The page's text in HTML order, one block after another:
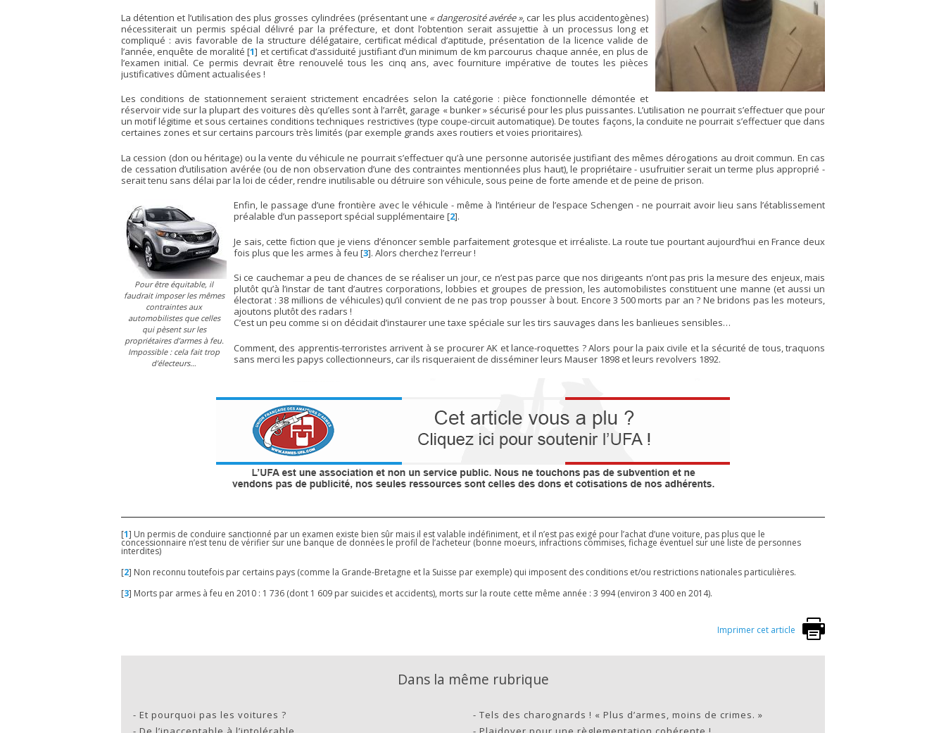
La détention et l’utilisation des plus grosses cylindrées (présentant une « dangerosité avérée », car les plus accidentogènes)
nécessiterait un permis spécial délivré par la préfecture, et dont l’obtention serait assujettie à un processus long et
compliqué : avis favorable de la structure délégataire, certificat médical d’aptitude, présentation de la licence valide de
l’année, enquête de moralité [1] et certificat d’assiduité justifiant d’un minimum de km parcourus chaque année, en plus de
l’examen initial. Ce permis devrait être renouvelé tous les cinq ans, avec fourniture impérative de toutes les pièces
justificatives dûment actualisées !
Les conditions de stationnement seraient strictement encadrées selon la catégorie : pièce fonctionnelle démontée et
réservoir vide sur la plupart des voitures dès qu’elles sont à l’arrêt, garage « bunker » sécurisé pour les plus puissantes. L’utilisation ne pourrait s’effectuer que pour
un motif légitime et sous certaines conditions techniques restrictives (type coupe-circuit automatique). De toutes façons, la conduite ne pourrait s’effectuer que dans
certaines zones et sur certains parcours très limités (par exemple grands axes routiers et voies prioritaires).
La cession (don ou héritage) ou la vente du véhicule ne pourrait s’effectuer qu’à une personne autorisée justifiant des mêmes dérogations au droit commun. En cas
de cessation d’utilisation avérée (ou de non observation d’une des contraintes mentionnées plus haut), le propriétaire - usufruitier serait un terme plus approprié -
serait tenu sans délai par la loi de céder, rendre inutilisable ou détruire son véhicule, sous peine de forte amende et de peine de prison.
Pour être équitable, il
faudrait imposer les mêmes
contraintes aux
automobilistes que celles
qui pèsent sur les
propriétaires d’armes à feu.
Impossible : cela fait trop
d’électeurs…
Enfin, le passage d’une frontière avec le véhicule - même à l’intérieur de l’espace Schengen - ne pourrait avoir lieu sans l’établissement
préalable d’un passeport spécial supplémentaire [2].
Je sais, cette fiction que je viens d’énoncer semble parfaitement grotesque et irréaliste. La route tue pourtant aujourd’hui en France deux
fois plus que les armes à feu [3]. Alors cherchez l’erreur !
Si ce cauchemar a peu de chances de se réaliser un jour, ce n’est pas parce que nos dirigeants n’ont pas pris la mesure des enjeux, mais
plutôt qu’à l’instar de tant d’autres corporations, lobbies et groupes de pression, les automobilistes constituent une manne (et aussi un
électorat : 38 millions de véhicules) qu’il convient de ne pas trop pousser à bout. Encore 3 500 morts par an ? Ne bridons pas les moteurs,
ajoutons plutôt des radars !
C’est un peu comme si on décidait d’instaurer une taxe spéciale sur les tirs sauvages dans les banlieues sensibles…
Comment, des apprentis-terroristes arrivent à se procurer AK et lance-roquettes ? Alors pour la paix civile et la sécurité de tous, traquons
sans merci les papys collectionneurs, car ils risqueraient de disséminer leurs Mauser 1898 et leurs revolvers 1892.
[1] Un permis de conduire sanctionné par un examen existe bien sûr mais il est valable indéfiniment, et il n’est pas exigé pour l’achat d’une voiture, pas plus que le
concessionnaire n’est tenu de vérifier sur une banque de données le profil de l’acheteur (bonne moeurs, infractions commises, fichage éventuel sur une liste de personnes
interdites)
[2] Non reconnu toutefois par certains pays (comme la Grande-Bretagne et la Suisse par exemple) qui imposent des conditions et/ou restrictions nationales particulières.
[3] Morts par armes à feu en 2010 : 1 736 (dont 1 609 par suicides et accidents), morts sur la route cette même année : 3 994 (environ 3 400 en 2014).
Imprimer cet article
Dans la même rubrique
- Et pourquoi pas les voitures ? - Tels des charognards ! « Plus d’armes, moins de crimes. »